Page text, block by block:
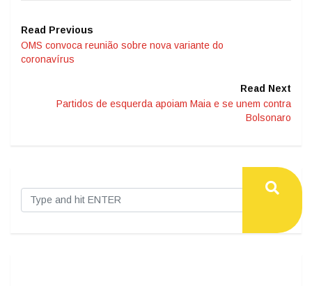
Read Previous
OMS convoca reunião sobre nova variante do
coronavírus
Read Next
Partidos de esquerda apoiam Maia e se unem contra
Bolsonaro